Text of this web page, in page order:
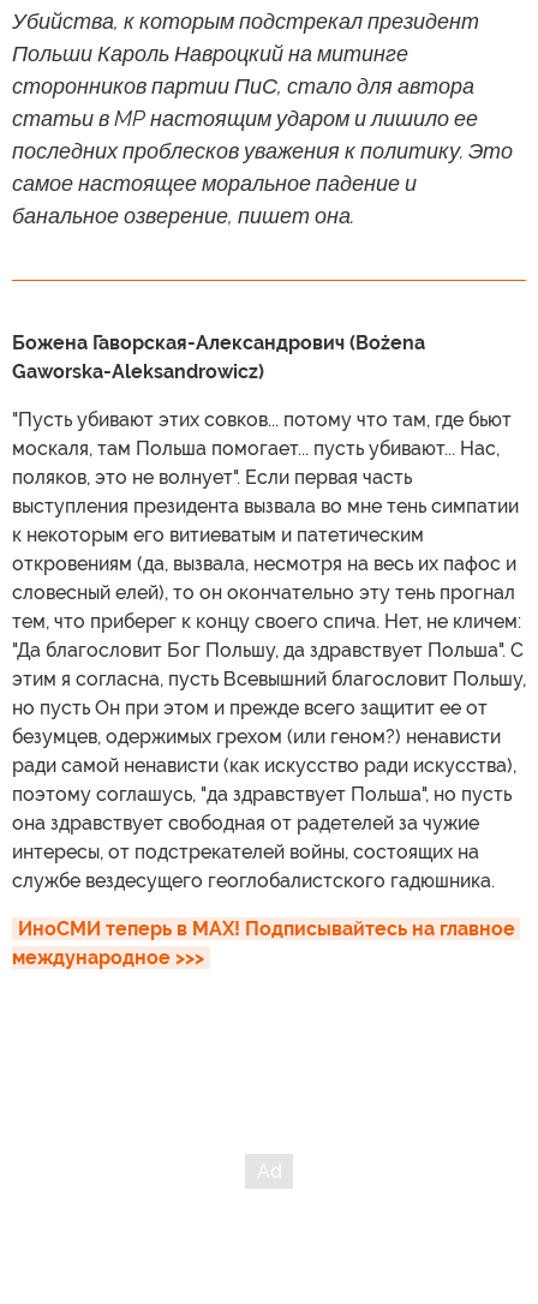
Убийства, к которым подстрекал президент
Польши Кароль Навроцкий на митинге
сторонников партии ПиС, стало для автора
статьи в MP настоящим ударом и лишило ее
последних проблесков уважения к политику. Это
самое настоящее моральное падение и
банальное озверение, пишет она.
Божена Гаворская-Александрович (Bożena
Gaworska-Aleksandrowicz)
"Пусть убивают этих совков... потому что там, где бьют
москаля, там Польша помогает... пусть убивают... Нас,
поляков, это не волнует". Если первая часть
выступления президента вызвала во мне тень симпатии
к некоторым его витиеватым и патетическим
откровениям (да, вызвала, несмотря на весь их пафос и
словесный елей), то он окончательно эту тень прогнал
тем, что приберег к концу своего спича. Нет, не кличем:
"Да благословит Бог Польшу, да здравствует Польша". С
этим я согласна, пусть Всевышний благословит Польшу,
но пусть Он при этом и прежде всего защитит ее от
безумцев, одержимых грехом (или геном?) ненависти
ради самой ненависти (как искусство ради искусства),
поэтому соглашусь, "да здравствует Польша", но пусть
она здравствует свободная от радетелей за чужие
интересы, от подстрекателей войны, состоящих на
службе вездесущего геоглобалистского гадюшника.
ИноСМИ теперь в MAX! Подписывайтесь на главное
международное >>>